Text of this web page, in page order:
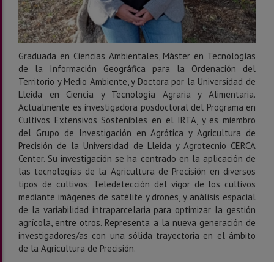
Graduada en Ciencias Ambientales, Máster en Tecnologías
de la Información Geográfica para la Ordenación del
Territorio y Medio Ambiente, y Doctora por la Universidad de
Lleida en Ciencia y Tecnología Agraria y Alimentaria.
Actualmente es investigadora posdoctoral del Programa en
Cultivos Extensivos Sostenibles en el IRTA, y es miembro
del Grupo de Investigación en Agrótica y Agricultura de
Precisión de la Universidad de Lleida y Agrotecnio CERCA
Center. Su investigación se ha centrado en la aplicación de
las tecnologías de la Agricultura de Precisión en diversos
tipos de cultivos: Teledetección del vigor de los cultivos
mediante imágenes de satélite y drones, y análisis espacial
de la variabilidad intraparcelaria para optimizar la gestión
agrícola, entre otros. Representa a la nueva generación de
investigadores/as con una sólida trayectoria en el ámbito
de la Agricultura de Precisión.